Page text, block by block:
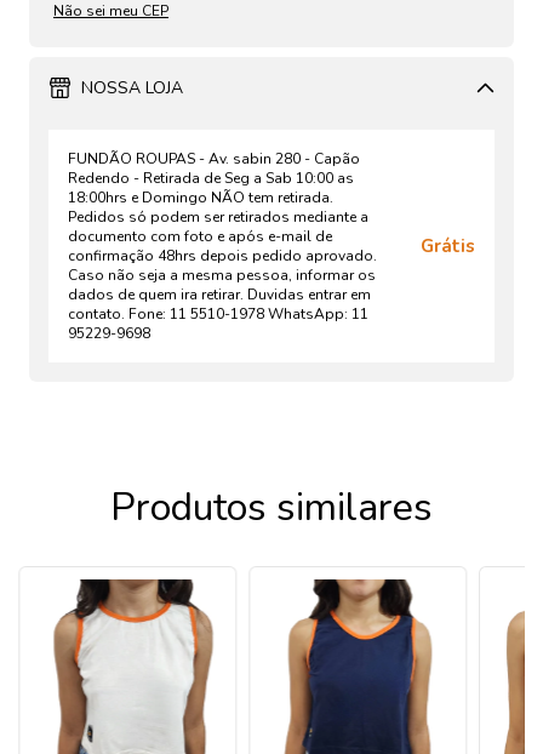
Não sei meu CEP
NOSSA LOJA
FUNDÃO ROUPAS - Av. sabin 280 - Capão
Redendo - Retirada de Seg a Sab 10:00 as
18:00hrs e Domingo NÃO tem retirada.
Pedidos só podem ser retirados mediante a
documento com foto e após e-mail de
confirmação 48hrs depois pedido aprovado.
Caso não seja a mesma pessoa, informar os
dados de quem ira retirar. Duvidas entrar em
contato. Fone: 11 5510-1978 WhatsApp: 11
95229-9698
Grátis
Produtos similares